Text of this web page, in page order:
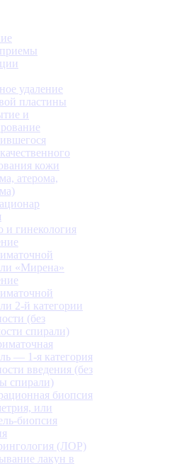
удаление
пластины
и
кожи
атерома,
и гинекология
«Мирена»
2-й категории
(без
спирали)
— 1-я категория
введения (без
спирали)
биопсия
или
биопсия
(ЛОР)
лакун в